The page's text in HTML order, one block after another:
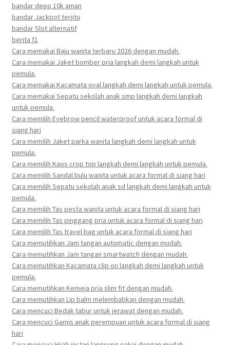
bandar depo 10k aman
bandar Jackpot terjitu
bandar Slot alternatif
berita f1
Cara memakai Baju wanita terbaru 2026 dengan mudah.
Cara memakai Jaket bomber pria langkah demi langkah untuk
pemula.
Cara memakai Kacamata oval langkah demi langkah untuk pemula.
Cara memakai Sepatu sekolah anak smp langkah demi langkah
untuk pemula.
Cara memilih Eyebrow pencil waterproof untuk acara formal di
siang hari
Cara memilih Jaket parka wanita langkah demi langkah untuk
pemula.
Cara memilih Kaos crop top langkah demi langkah untuk pemula.
Cara memilih Sandal bulu wanita untuk acara formal di siang hari
Cara memilih Sepatu sekolah anak sd langkah demi langkah untuk
pemula.
Cara memilih Tas pesta wanita untuk acara formal di siang hari
Cara memilih Tas pinggang pria untuk acara formal di siang hari
Cara memilih Tas travel bag untuk acara formal di siang hari
Cara memutihkan Jam tangan automatic dengan mudah.
Cara memutihkan Jam tangan smartwatch dengan mudah.
Cara memutihkan Kacamata clip on langkah demi langkah untuk
pemula.
Cara memutihkan Kemeja pria slim fit dengan mudah.
Cara memutihkan Lip balm melembabkan dengan mudah.
Cara mencuci Bedak tabur untuk jerawat dengan mudah.
Cara mencuci Gamis anak perempuan untuk acara formal di siang
hari